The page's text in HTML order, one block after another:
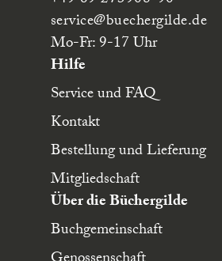
service@buechergilde.de
Mo-Fr: 9-17 Uhr
Hilfe
Service und FAQ
Kontakt
Bestellung und Lieferung
Mitgliedschaft
Über die Büchergilde
Buchgemeinschaft